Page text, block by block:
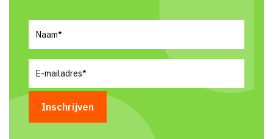
mailadres(Vereist)